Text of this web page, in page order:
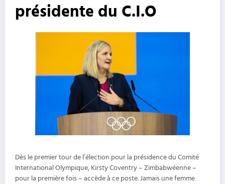
présidente du C.I.O
Dès le premier tour de l’élection pour la présidence du Comité
International Olympique, Kirsty Coventry – Zimbabwéenne –
pour la première fois – accède à ce poste. Jamais une femme